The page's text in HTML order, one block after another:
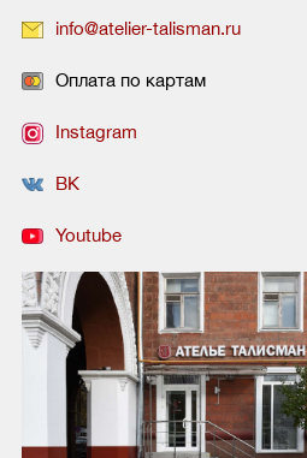
info@atelier-talisman.ru
Оплата по картам
Instagram
ВК
Youtube